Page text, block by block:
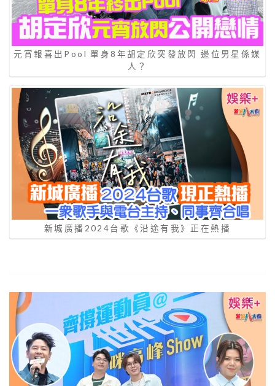
元宵報喜出Pool 單身8年胡定欣突發放閃 邊位男星係媒
人？
新城廣播2024台歌《沿途有我》正在熱播